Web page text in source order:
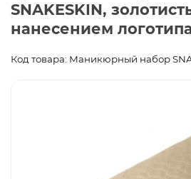
SNAKESKIN,
нанесением
Код товара: Маникюрный набор